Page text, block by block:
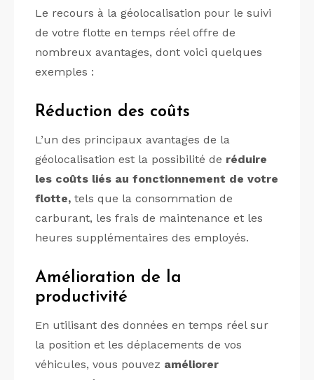
Le recours à la géolocalisation pour le suivi
de votre flotte en temps réel offre de
nombreux avantages, dont voici quelques
exemples :
Réduction des coûts
L’un des principaux avantages de la
géolocalisation est la possibilité de réduire
les coûts liés au fonctionnement de votre
flotte, tels que la consommation de
carburant, les frais de maintenance et les
heures supplémentaires des employés.
Amélioration de la
productivité
En utilisant des données en temps réel sur
la position et les déplacements de vos
véhicules, vous pouvez améliorer